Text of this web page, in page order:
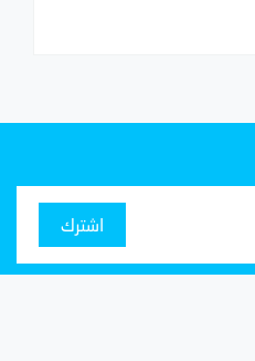
اشترك